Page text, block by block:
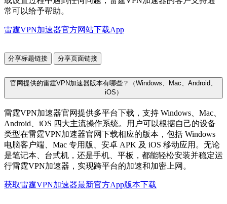
常可以给予帮助。
雷霆VPN加速器官方网站下载App
分享标题链接 分享页面链接
官网提供的雷霆VPN加速器版本有哪些？（Windows、Mac、Android、
iOS）
雷霆VPN加速器官网提供多平台下载，支持 Windows、Mac、
Android、iOS 四大主流操作系统。用户可以根据自己的设备
类型在雷霆VPN加速器官网下载相应的版本，包括 Windows
电脑客户端、Mac 专用版、安卓 APK 及 iOS 移动应用。无论
是笔记本、台式机，还是手机、平板，都能轻松安装并稳定运
行雷霆VPN加速器，实现跨平台的加速和加密上网。
获取雷霆VPN加速器最新官方App版本下载